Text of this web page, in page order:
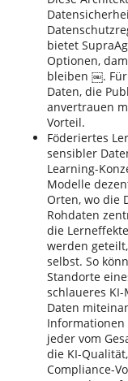
bietet
Optionen,
bleiben ￼.
Daten, die
anvertrauen
Vorteil.
Föderiertes
sensibler
Learning-
Modelle
Orten, wo die
Rohdaten
die
werden
selbst. So
Standorte
schlaueres
Daten
jeder vom
die KI-
Compliance-